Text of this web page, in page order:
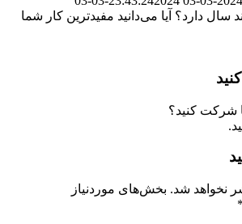
سال دارد؟ آیا می‌دانید مفیدترین کار شما
شرکت کنید؟
نخواهد شد. بخش‌های موردنیاز
*